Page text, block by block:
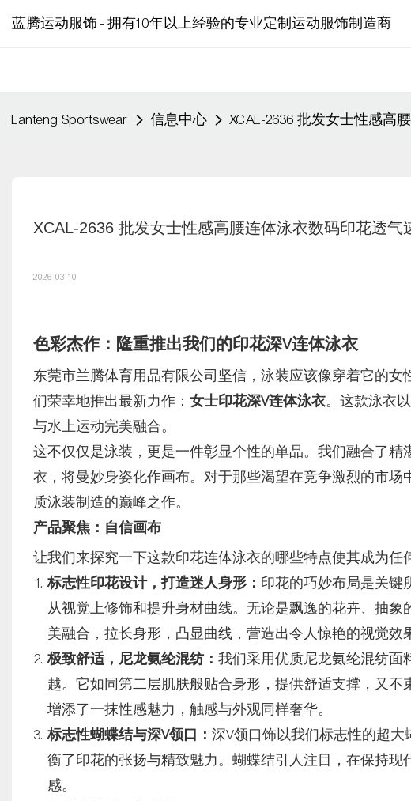
蓝腾运动服饰 - 拥有10年以上经验的专业定制运动服饰制造商
Lanteng Sportswear 信息中心 XCAL-2636 批发女士性感高
XCAL-2636 批发女士性感高腰连体泳衣数码印花透气
2026-03-10
色彩杰作：隆重推出我们的印花深V连体泳衣
东莞市兰腾体育用品有限公司坚信，泳装应该像穿着它的
们荣幸地推出最新力作： 女士印花深V连体泳衣。这款泳衣
与水上运动完美融合。
这不仅仅是泳装，更是一件彰显个性的单品。我们融合了
衣，将曼妙身姿化作画布。对于那些渴望在竞争激烈的市
质泳装制造的巅峰之作。
产品聚焦：自信画布
让我们来探究一下这款印花连体泳衣的哪些特点使其成为任
标志性印花设计，打造迷人身形： 印花的巧妙布局是关键
从视觉上修饰和提升身材曲线。无论是飘逸的花卉、抽
美融合，拉长身形，凸显曲线，营造出令人惊艳的视觉效
极致舒适，尼龙氨纶混纺： 我们采用优质尼龙氨纶混纺面
越。它如同第二层肌肤般贴合身形，提供舒适支撑，又
增添了一抹性感魅力，触感与外观同样奢华。
标志性蝴蝶结与深V领口： 深V领口饰以我们标志性的超
衡了印花的张扬与精致魅力。蝴蝶结引人注目，在保持
感。